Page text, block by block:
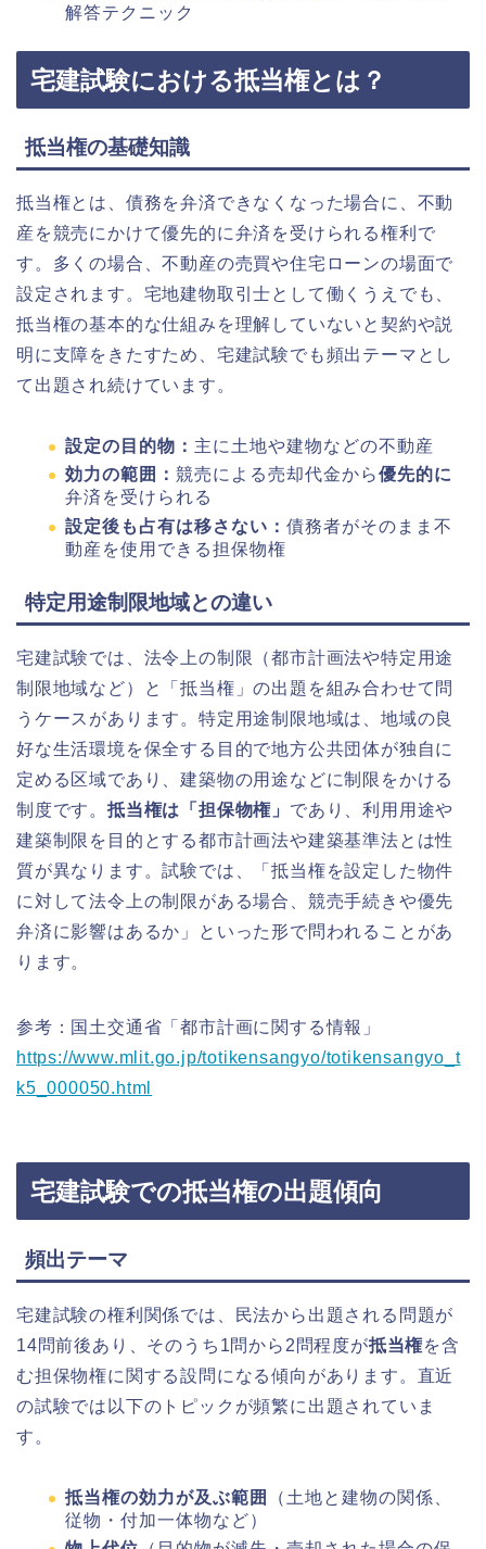
解答テクニック
宅建試験における抵当権とは？
抵当権の基礎知識
抵当権とは、債務を弁済できなくなった場合に、不動
産を競売にかけて優先的に弁済を受けられる権利で
す。多くの場合、不動産の売買や住宅ローンの場面で
設定されます。宅地建物取引士として働くうえでも、
抵当権の基本的な仕組みを理解していないと契約や説
明に支障をきたすため、宅建試験でも頻出テーマとし
て出題され続けています。
設定の目的物： 主に土地や建物などの不動産
効力の範囲： 競売による売却代金から優先的に
弁済を受けられる
設定後も占有は移さない： 債務者がそのまま不
動産を使用できる担保物権
特定用途制限地域との違い
宅建試験では、法令上の制限（都市計画法や特定用途
制限地域など）と「抵当権」の出題を組み合わせて問
うケースがあります。特定用途制限地域は、地域の良
好な生活環境を保全する目的で地方公共団体が独自に
定める区域であり、建築物の用途などに制限をかける
制度です。 抵当権は「担保物権」 であり、利用用途や
建築制限を目的とする都市計画法や建築基準法とは性
質が異なります。試験では、「抵当権を設定した物件
に対して法令上の制限がある場合、競売手続きや優先
弁済に影響はあるか」といった形で問われることがあ
ります。
参考：国土交通省「都市計画に関する情報」
https://www.mlit.go.jp/totikensangyo/totikensangyo_t
k5_000050.html
宅建試験での抵当権の出題傾向
頻出テーマ
宅建試験の権利関係では、民法から出題される問題が
14問前後あり、そのうち1問から2問程度が抵当権を含
む担保物権に関する設問になる傾向があります。直近
の試験では以下のトピックが頻繁に出題されていま
す。
抵当権の効力が及ぶ範囲
（土地と建物の関係、
従物・付加一体物など）